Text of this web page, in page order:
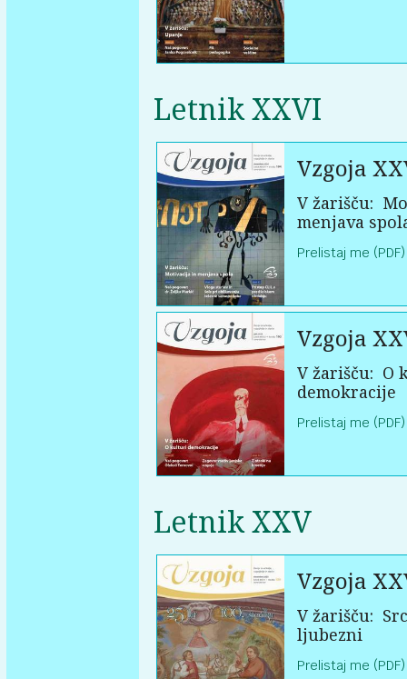
Letnik XXVI
Vzgoja
V žarišču:
menjava
Prelistaj me (PDF)
Vzgoja
V žarišču: O
demokracije
Prelistaj me (PDF)
Letnik XXV
Vzgoja
V žarišču:
ljubezni
Prelistaj me (PDF)